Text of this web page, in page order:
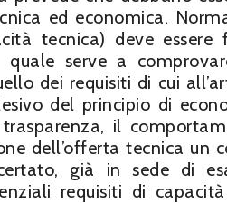
ed economica.
tecnica) deve essere
quale serve a
dei requisiti di cui
del principio di
il
dell’offerta tecnica un
già in sede di
requisiti di